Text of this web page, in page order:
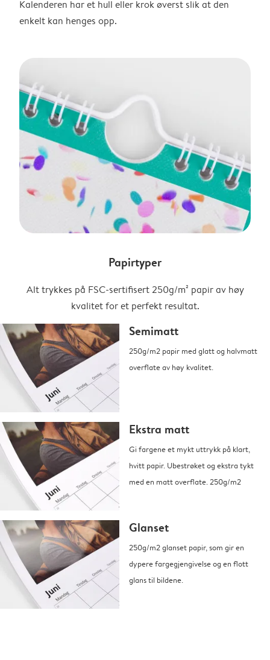
Kalenderen har et hull eller krok øverst slik at den
enkelt kan henges opp.
Papirtyper
Alt trykkes på FSC-sertifisert 250g/m² papir av høy
kvalitet for et perfekt resultat.
Semimatt
250g/m2 papir med glatt og halvmatt
overflate av høy kvalitet.
Ekstra matt
Gi fargene et mykt uttrykk på klart,
hvitt papir. Ubestrøket og ekstra tykt
med en matt overflate. 250g/m2
Glanset
250g/m2 glanset papir, som gir en
dypere fargegjengivelse og en flott
glans til bildene.